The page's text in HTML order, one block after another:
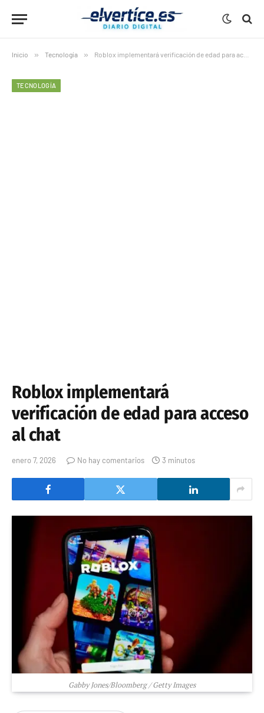
Inicio » Tecnología » Roblox implementará verificación de edad para acceso al chat
TECNOLOGÍA
Roblox implementará
verificación de edad para acceso
al chat
enero 7, 2026 No hay comentarios 3 minutos
Gabby Jones/Bloomberg / Getty Images